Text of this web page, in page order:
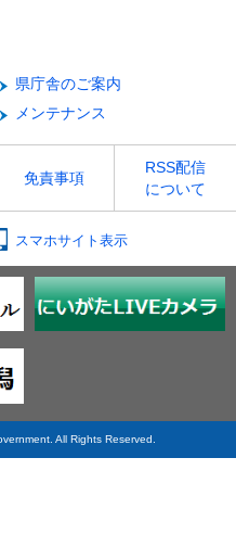
県庁舎のご案内
メンテナンス
免責事項
RSS配信
について
スマホサイト表示
All Rights Reserved.